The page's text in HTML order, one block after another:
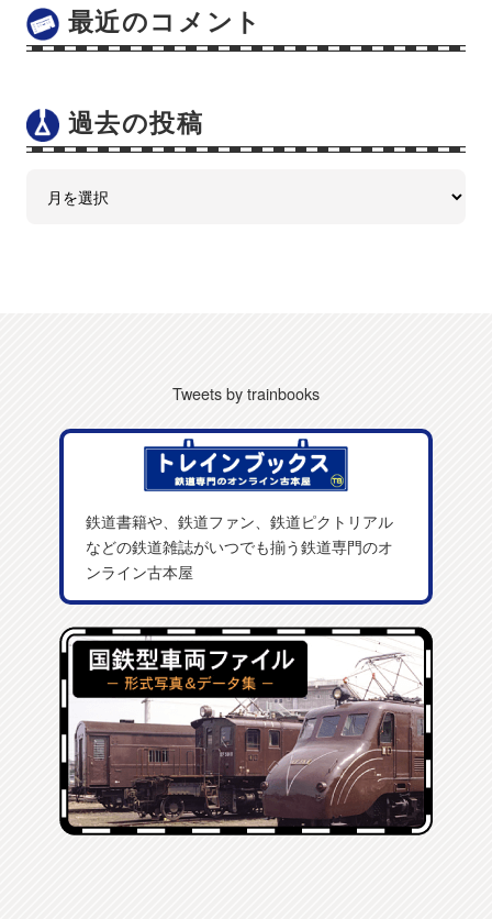
最近のコメント
過去の投稿
Tweets by trainbooks
鉄道書籍や、鉄道ファン、鉄道ピクトリアル
などの鉄道雑誌がいつでも揃う鉄道専門のオ
ンライン古本屋